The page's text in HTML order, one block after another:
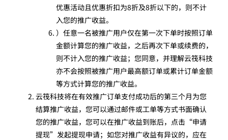
优惠活动且优惠折扣为8折及8折以下的，则不计
入您的推广收益。
）任意一名被推广用户仅在第一次下单时按照订单
金额计算您的推广收益，之后再次下单或续费的，
则不计入您的推广收益；您同意，并理解云筏科技
亦不会按照被推广用户最高额订单或累计订单金额
等方式计算您的推广收益。
云筏科技将在有效推广订单支付成功后的第三个月为您
结算推广收益，您可以通过邮件或工单等方式书面确认
您的推广收益，您可以在推广收益到账后，点击“申请
提现”发起提现申请；如您对推广收益有异议的，应在